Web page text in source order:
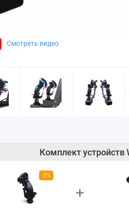
Смотреть видео
Комплект устройств
-3%